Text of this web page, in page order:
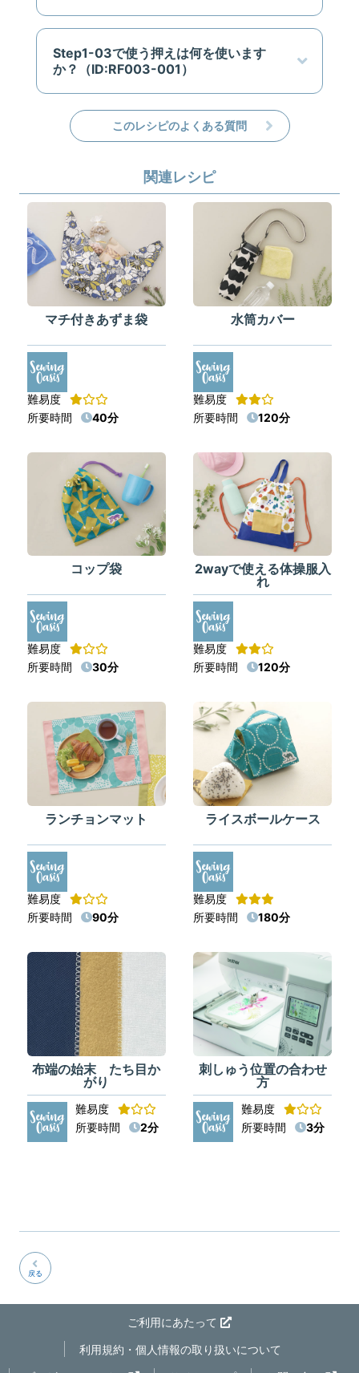
Step1-03で使う押えは何を使います
か？（ID:RF003-001）
このレシピのよくある質問
関連レシピ
マチ付きあずま袋
難易度
所要時間
40分
水筒カバー
難易度
所要時間
120分
コップ袋
難易度
所要時間
30分
2wayで使える体操服入
れ
難易度
所要時間
120分
ランチョンマット
難易度
所要時間
90分
ライスボールケース
難易度
所要時間
180分
布端の始末 たち目か
がり
難易度
所要時間
2分
刺しゅう位置の合わせ
方
難易度
所要時間
3分
戻る
ご利用にあたって
利用規約・個人情報の取り扱いについて
ページの先